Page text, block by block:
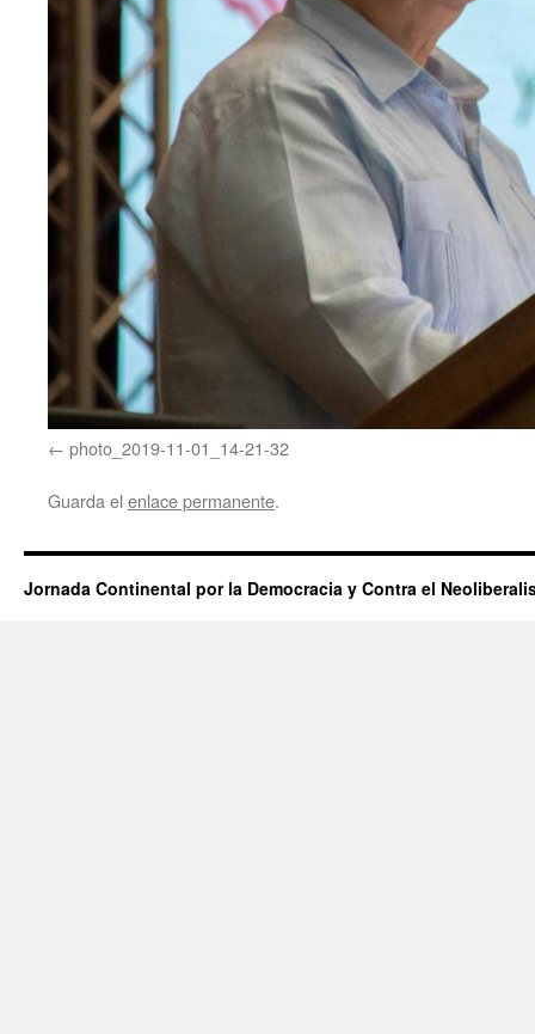
photo_2019-11-01_14-21-32
Guarda el enlace permanente.
Jornada Continental por la Democracia y Contra el